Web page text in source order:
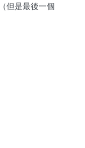
（但是最後一個